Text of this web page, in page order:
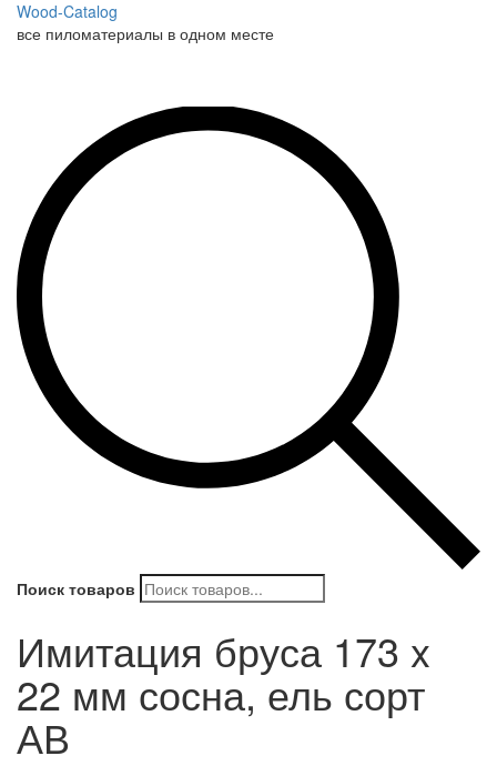
Wood-Catalog
все пиломатериалы в одном месте
Поиск товаров
Имитация бруса 173 x
22 мм сосна, ель сорт
АВ